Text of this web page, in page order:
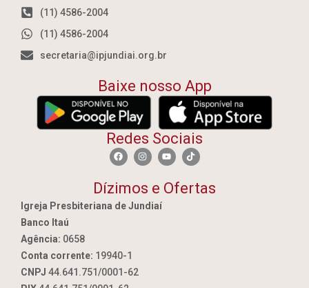
(11) 4586-2004
(11) 4586-2004
secretaria@ipjundiai.org.br
Baixe nosso App
Redes Sociais
Dízimos e Ofertas
Igreja Presbiteriana de Jundiaí
Banco Itaú
Agência: 0658
Conta corrente: 19940-1
CNPJ 44.641.751/0001-62